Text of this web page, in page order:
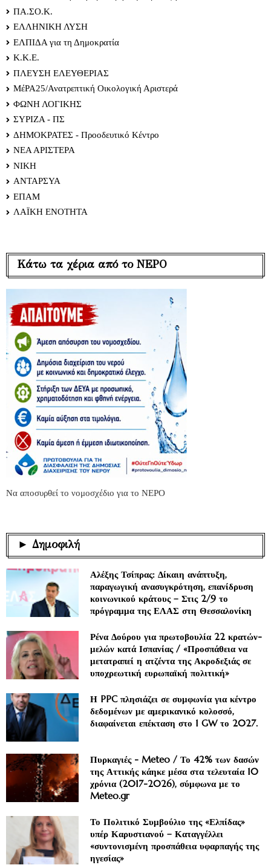
ΠΑ.ΣΟ.Κ.
ΕΛΛΗΝΙΚΗ ΛΥΣΗ
ΕΛΠΙΔΑ για τη Δημοκρατία
Κ.Κ.Ε.
ΠΛΕΥΣΗ ΕΛΕΥΘΕΡΙΑΣ
ΜέΡΑ25/Ανατρεπτική Οικολογική Αριστερά
ΦΩΝΗ ΛΟΓΙΚΗΣ
ΣΥΡΙΖΑ - ΠΣ
ΔΗΜΟΚΡΑΤΕΣ - Προοδευτικό Κέντρο
ΝΕΑ ΑΡΙΣΤΕΡΑ
ΝΙΚΗ
ΑΝΤΑΡΣΥΑ
ΕΠΑΜ
ΛΑΪΚΗ ΕΝΟΤΗΤΑ
Κάτω τα χέρια από το ΝΕΡΟ
Να αποσυρθεί το νομοσχέδιο για το ΝΕΡΟ
► Δημοφιλή
Αλέξης Τσίπρας: Δίκαιη ανάπτυξη,
παραγωγική ανασυγκρότηση, επανίδρυση
κοινωνικού κράτους – Στις 2/9 το
πρόγραμμα της ΕΛΑΣ στη Θεσσαλονίκη
Ρένα Δούρου για πρωτοβουλία 22 κρατών-
μελών κατά Ισπανίας / «Προσπάθεια να
μετατραπεί η ατζέντα της Ακροδεξιάς σε
υποχρεωτική ευρωπαϊκή πολιτική»
Η PPC πλησιάζει σε συμφωνία για κέντρο
δεδομένων με αμερικανικό κολοσσό,
διαφαίνεται επέκταση στο 1 GW το 2027.
Πυρκαγιές - Meteo / Το 42% των δασών
της Αττικής κάηκε μέσα στα τελευταία 10
χρόνια (2017-2026), σύμφωνα με το
Meteo.gr
Το Πολιτικό Συμβούλιο της «Ελπίδας»
υπέρ Καρυστιανού – Καταγγέλλει
«συντονισμένη προσπάθεια υφαρπαγής της
ηγεσίας»